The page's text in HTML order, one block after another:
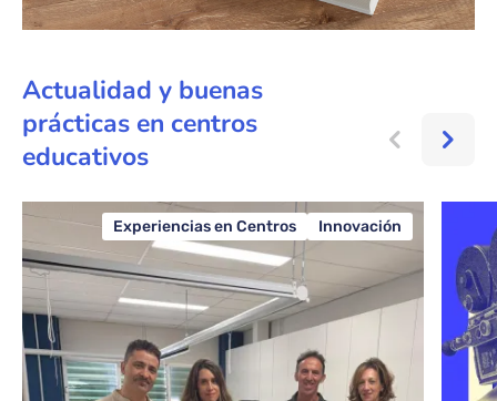
Actualidad y buenas
prácticas en centros
educativos
Experiencias en Centros Innovación